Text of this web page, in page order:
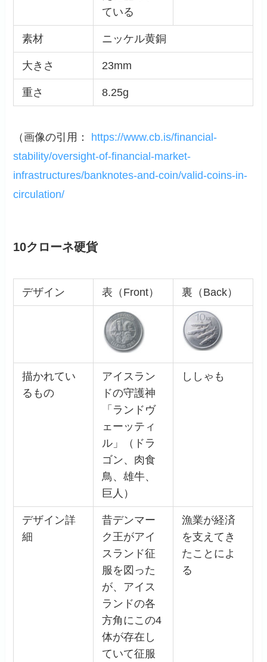
ている
素材 ニッケル黄銅
大きさ 23mm
重さ 8.25g
（画像の引用： https://www.cb.is/financial-
stability/oversight-of-financial-market-
infrastructures/banknotes-and-coin/valid-coins-in-
circulation/
10クローネ硬貨
デザイン 表（Front） 裏（Back）
描かれてい
るもの
アイスラン
ドの守護神
「ランドヴ
ェーッティ
ル」（ドラ
ゴン、肉食
鳥、雄牛、
巨人）
ししゃも
デザイン詳
細
昔デンマー
ク王がアイ
スランド征
服を図った
が、アイス
ランドの各
方角にこの4
体が存在し
ていて征服
漁業が経済
を支えてき
たことによ
る